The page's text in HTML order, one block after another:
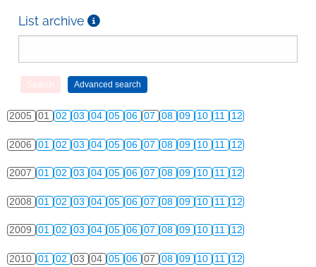
List archive
2005 01 02 03 04 05 06 07 08 09 10 11 12
2006 01 02 03 04 05 06 07 08 09 10 11 12
2007 01 02 03 04 05 06 07 08 09 10 11 12
2008 01 02 03 04 05 06 07 08 09 10 11 12
2009 01 02 03 04 05 06 07 08 09 10 11 12
2010 01 02 03 04 05 06 07 08 09 10 11 12